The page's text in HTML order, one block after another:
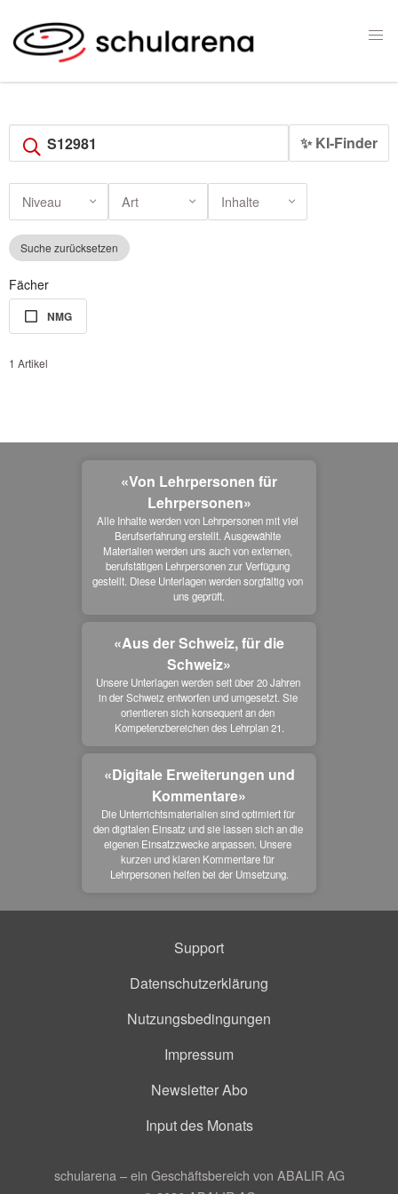
✨ KI-Finder
Niveau Art Inhalte
Suche zurücksetzen
Fächer
NMG
1 Artikel
«Von Lehrpersonen für
Lehrpersonen»
Alle Inhalte werden von Lehrpersonen mit viel
Berufserfahrung erstellt. Ausgewählte
Materialien werden uns auch von externen,
berufstätigen Lehrpersonen zur Verfügung
gestellt. Diese Unterlagen werden sorgfältig von
uns geprüft.
«Aus der Schweiz, für die
Schweiz»
Unsere Unterlagen werden seit über 20 Jahren
in der Schweiz entworfen und umgesetzt. Sie
orientieren sich konsequent an den
Kompetenzbereichen des Lehrplan 21.
«Digitale Erweiterungen und
Kommentare»
Die Unterrichtsmaterialien sind optimiert für
den digitalen Einsatz und sie lassen sich an die
eigenen Einsatzzwecke anpassen. Unsere
kurzen und klaren Kommentare für
Lehrpersonen helfen bei der Umsetzung.
Support
Datenschutzerklärung
Nutzungsbedingungen
Impressum
Newsletter Abo
Input des Monats
schularena – ein Geschäftsbereich von ABALIR AG